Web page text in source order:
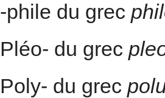
-phile du grec
Pléo- du grec
Poly- du grec